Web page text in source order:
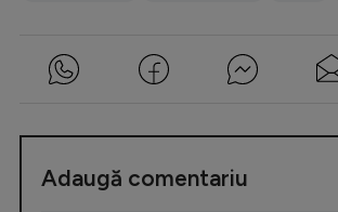
Adaugă comentariu